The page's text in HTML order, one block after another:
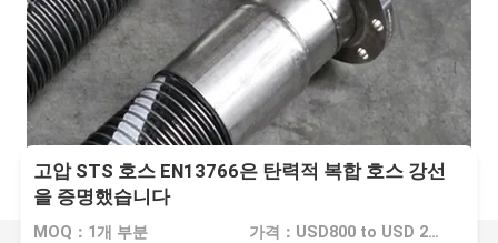
고압 STS 호스 EN13766은 탄력적 복합 호스 강선
을 증명했습니다
MOQ：1개 부분 가격：USD800 to USD 2800 Per Piece